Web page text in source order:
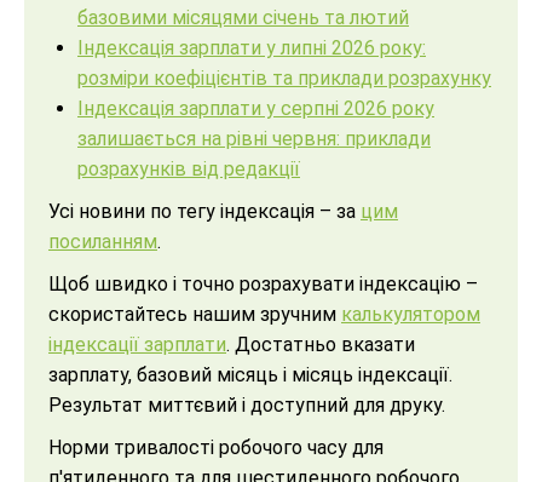
базовими місяцями січень та лютий
Індексація зарплати у липні 2026 року:
розміри коефіцієнтів та приклади розрахунку
Індексація зарплати у серпні 2026 року
залишається на рівні червня: приклади
розрахунків від редакції
Усі новини по тегу індексація – за цим
посиланням.
Щоб швидко і точно розрахувати індексацію –
скористайтесь нашим зручним калькулятором
індексації зарплати. Достатньо вказати
зарплату, базовий місяць і місяць індексації.
Результат миттєвий і доступний для друку.
Норми тривалості робочого часу для